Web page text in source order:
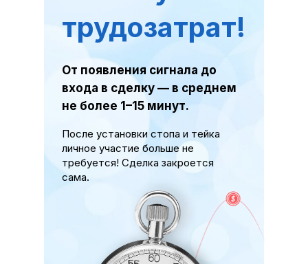
трудозатрат!
После установки стопа и тейка
личное участие больше не
требуется! Сделка закроется
сама.
От появления сигнала до
входа в сделку — в среднем
не более 1–15 минут.